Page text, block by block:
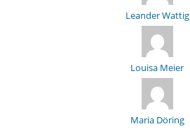
Leander Wattig
Louisa Meier
Maria Döring